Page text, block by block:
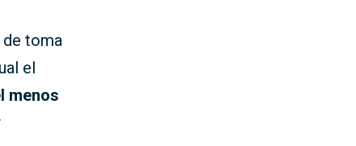
de toma
el
menos